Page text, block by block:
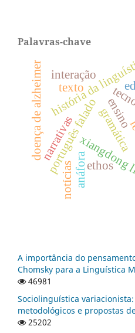
Palavras-chave
ensino
gramática
história da
português falado
texto
doença de alzheimernarrativas
interação
anáfora ethos
notícias
A importância do
Chomsky para a Linguística
46981
Sociolinguística
metodológicos e propostas
25202